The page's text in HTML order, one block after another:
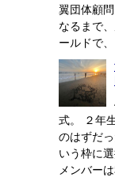
翼団体顧
なるまで
ールドで
式。 ２年
のはずだ
いう枠に
メンバー